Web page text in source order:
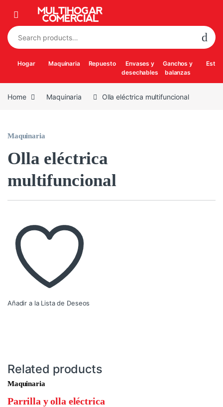
Skip to navigation
Skip to content
Search for:
Hogar Maquinaria Repuesto
Envases y
desechables
Ganchos y
balanzas
Home Maquinaria Olla eléctrica multifuncional
Maquinaria
Olla eléctrica
multifuncional
Añadir a la Lista de Deseos
Related products
Maquinaria
Parrilla y olla eléctrica